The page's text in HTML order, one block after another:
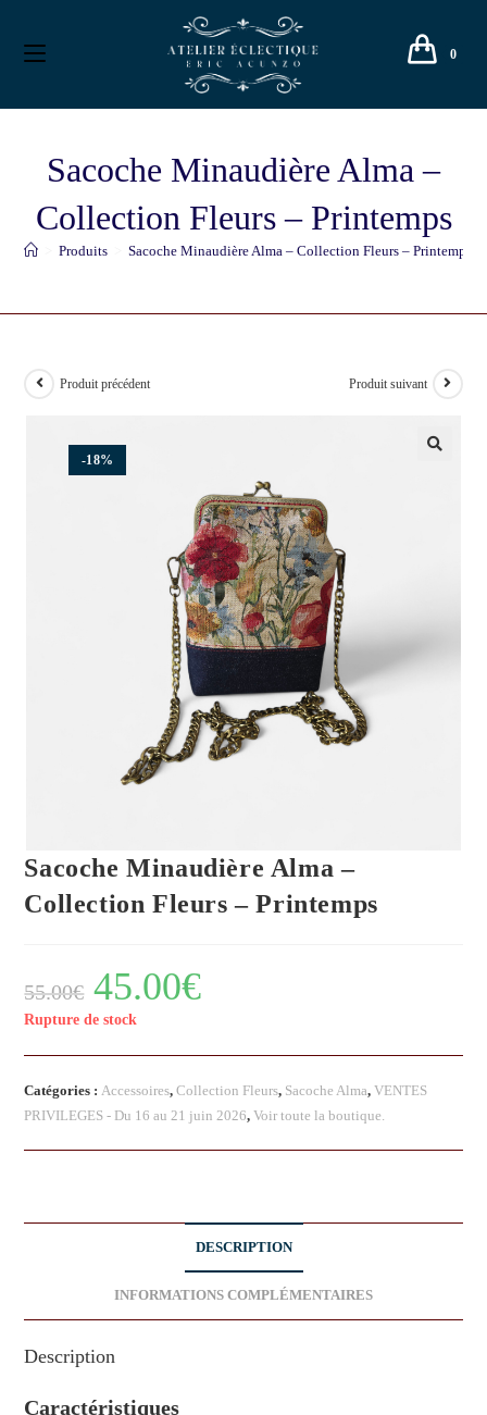
0
Sacoche Minaudière Alma –
Collection Fleurs – Printemps
Produits Sacoche Minaudière Alma – Collection Fleurs – Printemps
-18%
Produit précédent Produit suivant
Sacoche Minaudière Alma –
Collection Fleurs – Printemps
55.00€ 45.00€
Rupture de stock
Catégories :Accessoires,Collection Fleurs, Sacoche Alma,VENTES
PRIVILEGES - Du 16 au 21 juin 2026,Voir toute la boutique.
DESCRIPTION
INFORMATIONS COMPLÉMENTAIRES
Description
Caractéristiques